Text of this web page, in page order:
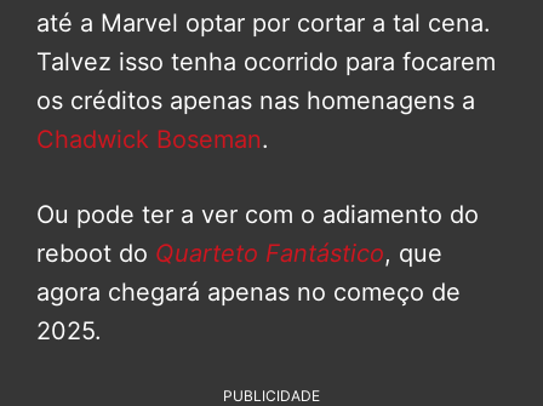
até a Marvel optar por cortar a tal cena.
Talvez isso tenha ocorrido para focarem
os créditos apenas nas homenagens a
Chadwick Boseman.
Ou pode ter a ver com o adiamento do
reboot do Quarteto Fantástico, que
agora chegará apenas no começo de
2025.
PUBLICIDADE